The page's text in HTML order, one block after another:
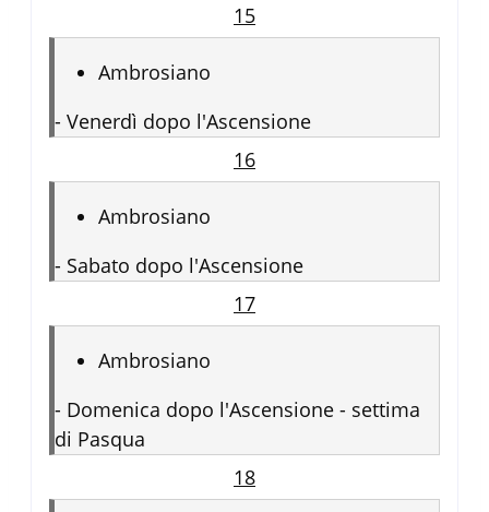
15
Ambrosiano
- Venerdì dopo l'Ascensione
16
Ambrosiano
- Sabato dopo l'Ascensione
17
Ambrosiano
- Domenica dopo l'Ascensione - settima
di Pasqua
18